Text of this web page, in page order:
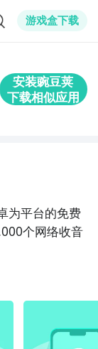
游戏盒下载
为平台的免费
个网络收音